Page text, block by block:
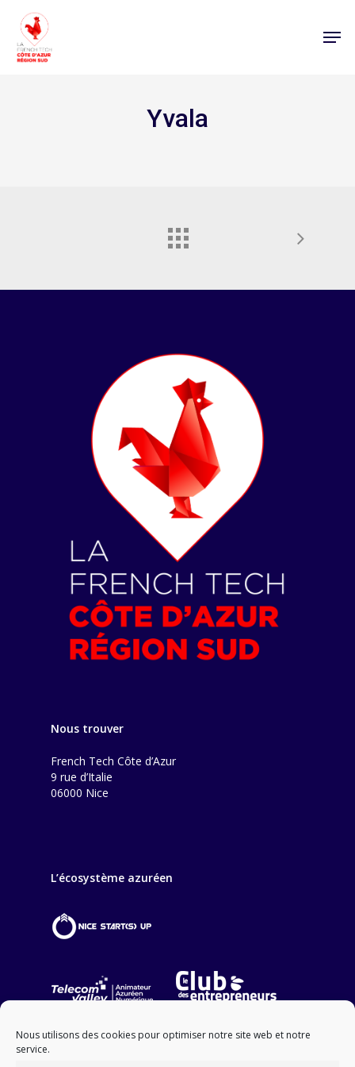
Nous utilisons des cookies pour optimiser notre site web et notre
service.
Yvala
Nous trouver
French Tech Côte d’Azur
9 rue d’Italie
06000 Nice
L’écosystème azuréen